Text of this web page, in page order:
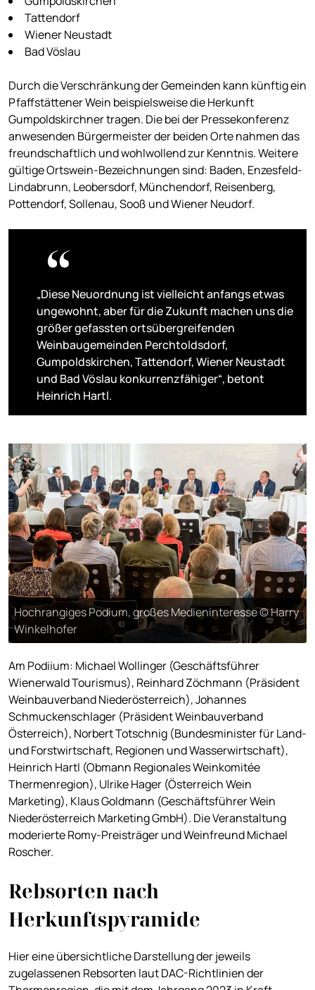
Tattendorf
Wiener Neustadt
Bad Vöslau
Durch die Verschränkung der Gemeinden kann künftig ein
Pfaffstättener Wein beispielsweise die Herkunft
Gumpoldskirchner tragen. Die bei der Pressekonferenz
anwesenden Bürgermeister der beiden Orte nahmen das
freundschaftlich und wohlwollend zur Kenntnis. Weitere
gültige Ortswein-Bezeichnungen sind: Baden, Enzesfeld-
Lindabrunn, Leobersdorf, Münchendorf, Reisenberg,
Pottendorf, Sollenau, Sooß und Wiener Neudorf.
„Diese Neuordnung ist vielleicht anfangs etwas
ungewohnt, aber für die Zukunft machen uns die
größer gefassten ortsübergreifenden
Weinbaugemeinden Perchtoldsdorf,
Gumpoldskirchen, Tattendorf, Wiener Neustadt
und Bad Vöslau konkurrenzfähiger“, betont
Heinrich Hartl.
Hochrangiges Podium, großes Medieninteresse © Harry
Winkelhofer
Am Podiium: Michael Wollinger (Geschäftsführer
Wienerwald Tourismus), Reinhard Zöchmann (Präsident
Weinbauverband Niederösterreich), Johannes
Schmuckenschlager (Präsident Weinbauverband
Österreich), Norbert Totschnig (Bundesminister für Land-
und Forstwirtschaft, Regionen und Wasserwirtschaft),
Heinrich Hartl (Obmann Regionales Weinkomitée
Thermenregion), Ulrike Hager (Österreich Wein
Marketing), Klaus Goldmann (Geschäftsführer Wein
Niederösterreich Marketing GmbH). Die Veranstaltung
moderierte Romy-Preisträger und Weinfreund Michael
Roscher.
Rebsorten nach
Herkunftspyramide
Hier eine übersichtliche Darstellung der jeweils
zugelassenen Rebsorten laut DAC-Richtlinien der